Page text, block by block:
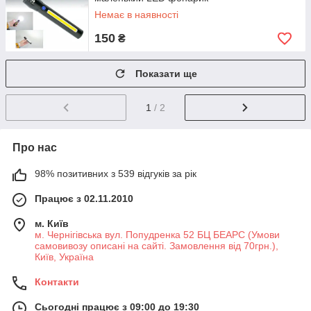
Немає в наявності
150 ₴
Показати ще
1 / 2
Про нас
98% позитивних з 539 відгуків за рік
Працює з 02.11.2010
м. Київ
м. Чернігівська вул. Попудренка 52 БЦ БЕАРС (Умови
самовивозу описані на сайті. Замовлення від 70грн.),
Київ, Україна
Контакти
Сьогодні працює з 09:00 до 19:30